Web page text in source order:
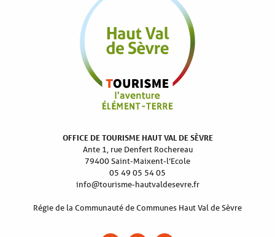
OFFICE DE TOURISME HAUT VAL DE SÈVRE
Ante 1, rue Denfert Rochereau
79400 Saint-Maixent-l’Ecole
05 49 05 54 05
info@tourisme-hautvaldesevre.fr
Régie de la Communauté de Communes Haut Val de Sèvre